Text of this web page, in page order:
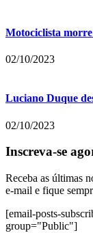
Motociclista
02/10/2023
Luciano Duque
02/10/2023
Inscreva-se
Receba as últimas
e-mail e fique
[email-posts-
group="Public"]